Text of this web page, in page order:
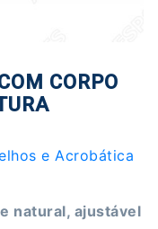
CORPO
e Acrobática
natural, ajustável